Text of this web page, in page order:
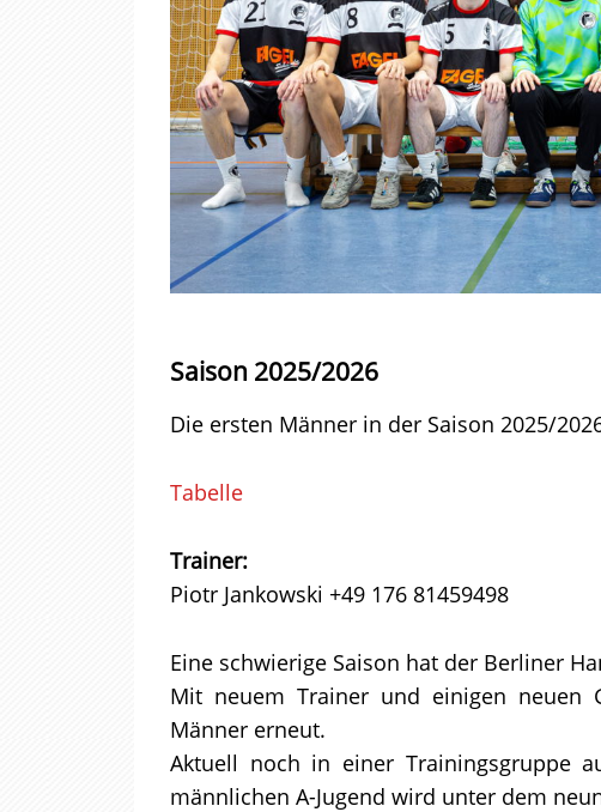
Saison 2025/2026
Die ersten Männer in der Saison 2025/
Tabelle
Trainer:
Piotr Jankowski +49 176 81459498
Eine schwierige Saison hat der Berliner
Mit neuem Trainer und einigen neuen
Männer erneut.
Aktuell noch in einer Trainingsgruppe
männlichen A-Jugend wird unter dem